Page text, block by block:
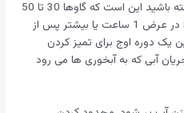
کند. نکته مهمی که باید به خاطر داشته باشید این است که گاوها 30 تا 50
درصد از کل آب مصرفی روزانه خود را در عرض 1 ساعت یا بیشتر پس از
دوره اوج برای تمیز کردن
آبی که به آبخوری ها می رود